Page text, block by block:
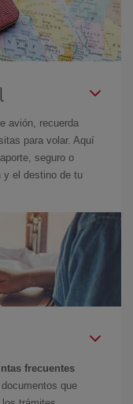
avión, recuerda
para volar. Aquí
seguro o
y el destino de tu
frecuentes
que